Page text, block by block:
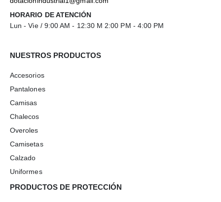
HORARIO DE ATENCIÓN
Lun - Vie / 9:00 AM - 12:30 M 2:00 PM - 4:00 PM
NUESTROS PRODUCTOS
Accesorios
Pantalones
Camisas
Chalecos
Overoles
Camisetas
Calzado
Uniformes
PRODUCTOS DE PROTECCIÓN